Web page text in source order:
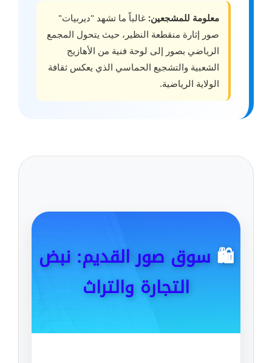
معلومة للمشجعين: غالباً ما تشهد "ديربيات"
صور إثارة منقطعة النظير، حيث يتحول المجمع
الرياضي بصور إلى لوحة فنية من الأهازيج
الشعبية والتشجيع الحماسي الذي يعكس ثقافة
الولاية الرياضية.
🛍️سوق صور القديم: نبض
التجارة والتراث